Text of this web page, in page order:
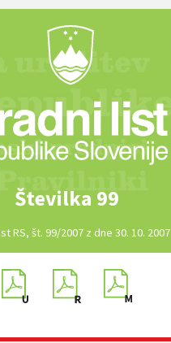
Številka 99
RS, št. 99/2007 z dne 30. 10. 2007